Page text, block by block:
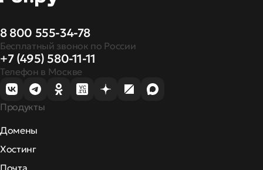
8 800 555-34-78
Бесплатный звонок по России
+7 (495) 580-11-11
Телефон в Москве
Продукты
Домены
Хостинг
Почта